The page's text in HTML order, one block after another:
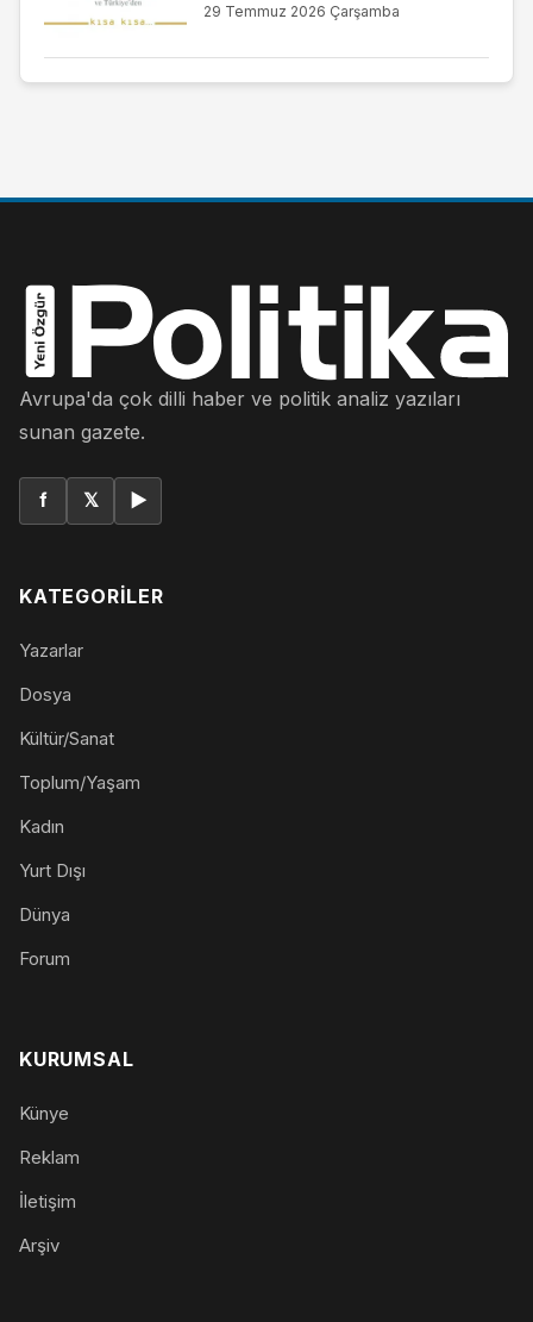
29 Temmuz 2026 Çarşamba
Avrupa'da çok dilli haber ve politik analiz yazıları
sunan gazete.
f 𝕏 ▶
KATEGORILER
Yazarlar
Dosya
Kültür/Sanat
Toplum/Yaşam
Kadın
Yurt Dışı
Dünya
Forum
KURUMSAL
Künye
Reklam
İletişim
Arşiv